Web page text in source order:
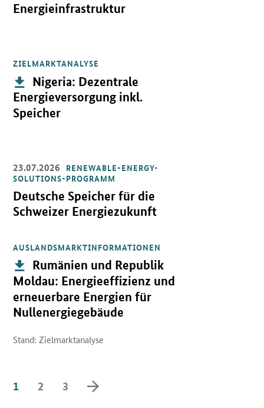
Energieinfrastruktur
ZIELMARKTANALYSE
Publikation:
Nigeria: Dezentrale
Energieversorgung inkl.
Speicher
Öffnet PDF "Nigeria: Dezentrale Energieversorgung inkl.
23.07.2026 RENEWABLE-ENERGY-
SOLUTIONS-PROGRAMM
Deutsche Speicher für die
Schweizer Energiezukunft
Öffnet Einzelsicht
AUSLANDSMARKTINFORMATIONEN
Publikation:
Rumänien und Republik
Moldau: Energieeffizienz und
erneuerbare Energien für
Nullenergiegebäude
Stand: Zielmarktanalyse
Öffnet PDF "Rumänien und Republik Moldau: Energieeffizienz
1 2 3 vorwärts blättern